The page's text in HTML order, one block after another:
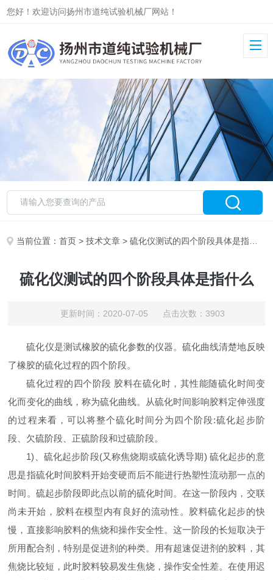
您好！欢迎访问扬州市道纯试验机械厂网站！
当前位置：首页 >技术文章 > 硫化仪测试的四个阶段具体是指什么
硫化仪测试的四个阶段具体是指什么
更新时间：2020-07-05 点击次数：3903
硫化仪是测试橡胶的硫化参数的仪器。硫化曲线清楚地反映
了橡胶的硫化过程的四个阶段。
硫化过程的四个阶段 胶料在硫化时，其性能随硫化时间变
化而变化的曲线，称为硫化曲线。从硫化时间影响胶料定伸强度
的过程来看，可以将整个硫化时间分为四个阶段:硫化起步阶
段、欠硫阶段、正硫阶段和过硫阶段。
1)、硫化起步阶段(又称焦烧期或硫化诱导期) 硫化起步的意
思是指硫化时间胶料开始变硬而后不能进行热塑性流动那一点的
时间。硫起步阶段即此点以前的硫化时间。在这一阶段内，交联
尚未开始，胶料在模型内有良好的流动性。胶料硫化起步的快
慢，直接影响胶料的焦烧和操作安全性。这一阶段的长短取决于
所用配合剂，特别是促进剂的种类。用有超速促进剂的胶料，其
焦烧比较短，此时胶料较易发生焦烧，操作安全性差。在使用迟